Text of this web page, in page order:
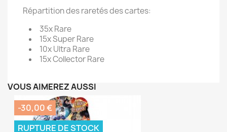
Répartition des raretés des cartes:
35x Rare
15x Super Rare
10x Ultra Rare
15x Collector Rare
VOUS AIMEREZ AUSSI
-30,00 €
RUPTURE DE STOCK